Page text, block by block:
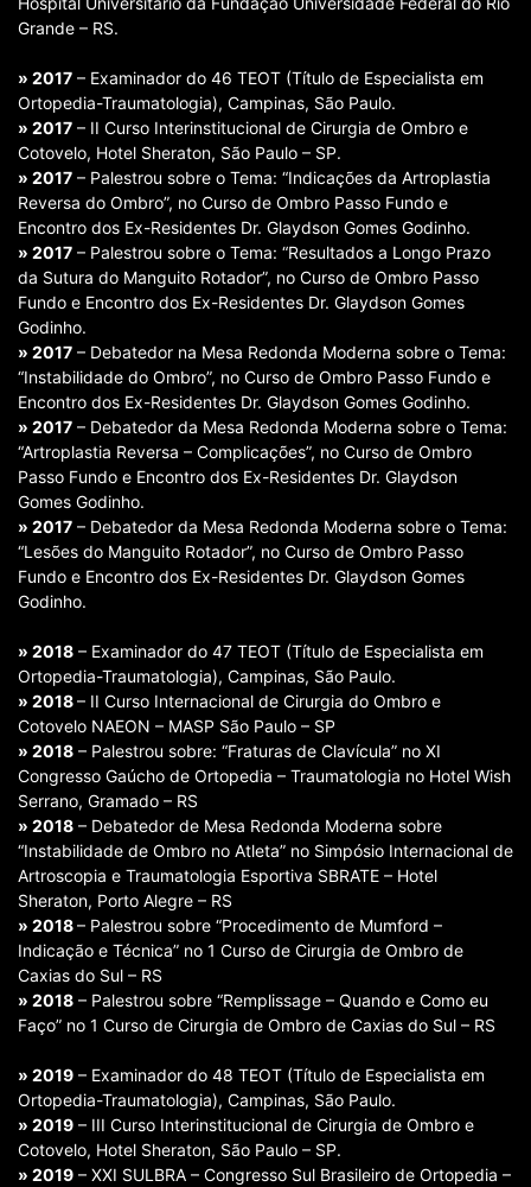
Grande – RS.
» 2017 – Examinador do 46 TEOT (Título de Especialista em
Ortopedia-Traumatologia), Campinas, São Paulo.
» 2017 – II Curso Interinstitucional de Cirurgia de Ombro e
Cotovelo, Hotel Sheraton, São Paulo – SP.
» 2017 – Palestrou sobre o Tema: “Indicações da Artroplastia
Reversa do Ombro”, no Curso de Ombro Passo Fundo e
Encontro dos Ex-Residentes Dr. Glaydson Gomes Godinho.
» 2017 – Palestrou sobre o Tema: “Resultados a Longo Prazo
da Sutura do Manguito Rotador”, no Curso de Ombro Passo
Fundo e Encontro dos Ex-Residentes Dr. Glaydson Gomes
Godinho.
» 2017 – Debatedor na Mesa Redonda Moderna sobre o Tema:
“Instabilidade do Ombro”, no Curso de Ombro Passo Fundo e
Encontro dos Ex-Residentes Dr. Glaydson Gomes Godinho.
» 2017 – Debatedor da Mesa Redonda Moderna sobre o Tema:
“Artroplastia Reversa – Complicações”, no Curso de Ombro
Passo Fundo e Encontro dos Ex-Residentes Dr. Glaydson
Gomes Godinho.
» 2017 – Debatedor da Mesa Redonda Moderna sobre o Tema:
“Lesões do Manguito Rotador”, no Curso de Ombro Passo
Fundo e Encontro dos Ex-Residentes Dr. Glaydson Gomes
Godinho.
» 2018 – Examinador do 47 TEOT (Título de Especialista em
Ortopedia-Traumatologia), Campinas, São Paulo.
» 2018– II Curso Internacional de Cirurgia do Ombro e
Cotovelo NAEON – MASP São Paulo – SP
» 2018 – Palestrou sobre: “Fraturas de Clavícula” no XI
Congresso Gaúcho de Ortopedia – Traumatologia no Hotel Wish
Serrano, Gramado – RS
» 2018 – Debatedor de Mesa Redonda Moderna sobre
“Instabilidade de Ombro no Atleta” no Simpósio Internacional de
Artroscopia e Traumatologia Esportiva SBRATE – Hotel
Sheraton, Porto Alegre – RS
» 2018– Palestrou sobre “Procedimento de Mumford –
Indicação e Técnica” no 1 Curso de Cirurgia de Ombro de
Caxias do Sul – RS
» 2018 – Palestrou sobre “Remplissage – Quando e Como eu
Faço” no 1 Curso de Cirurgia de Ombro de Caxias do Sul – RS
» 2019 – Examinador do 48 TEOT (Título de Especialista em
Ortopedia-Traumatologia), Campinas, São Paulo.
» 2019 – III Curso Interinstitucional de Cirurgia de Ombro e
Cotovelo, Hotel Sheraton, São Paulo – SP.
» 2019 – XXI SULBRA – Congresso Sul Brasileiro de Ortopedia –